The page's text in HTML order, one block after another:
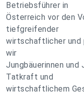
Betriebsführer in
Österreich vor den
tiefgreifender
wirtschaftlicher und
wir
Jungbäuerinnen
Tatkraft und
wirtschaftlichem